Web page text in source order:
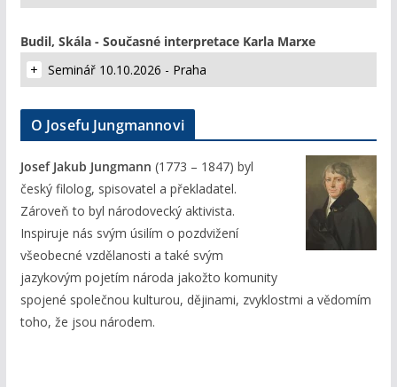
Budil, Skála - Současné interpretace Karla Marxe
Seminář 10.10.2026 - Praha
O Josefu Jungmannovi
Josef Jakub Jungmann (1773 – 1847) byl
český filolog, spisovatel a překladatel.
Zároveň to byl národovecký aktivista.
Inspiruje nás svým úsilím o pozdvižení
všeobecné vzdělanosti a také svým
jazykovým pojetím národa jakožto komunity
spojené společnou kulturou, dějinami, zvyklostmi a vědomím
toho, že jsou národem.